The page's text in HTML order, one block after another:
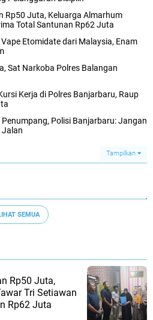
Rp50 Juta, Keluarga Almarhum
Total Santunan Rp62 Juta
Etomidate dari Malaysia, Enam
Sat Narkoba Polres Balangan
Kerja di Polres Banjarbaru, Raup
Polisi Banjarbaru: Jangan
Jalan
Tampilkan
SEMUA
Rp50 Juta,
Tri Setiawan
Rp62 Juta